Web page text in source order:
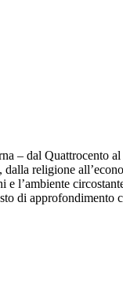
– dal Quattrocento
religione
l’ambiente
di